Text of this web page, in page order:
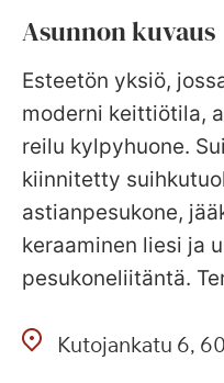
Asunnon kuvaus
Esteetön yksiö,
moderni keittiötila,
reilu kylpyhuone.
kiinnitetty
astianpesukone,
keraaminen liesi ja
pesukoneliitäntä.
Kutojankatu 6